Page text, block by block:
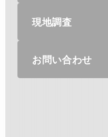
現地調査
お問い合わせ